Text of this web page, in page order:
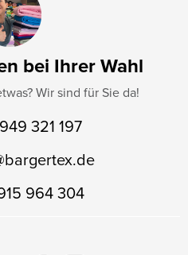
bei Ihrer Wahl
Wir sind für Sie da!
321 197
bargertex.de
964 304